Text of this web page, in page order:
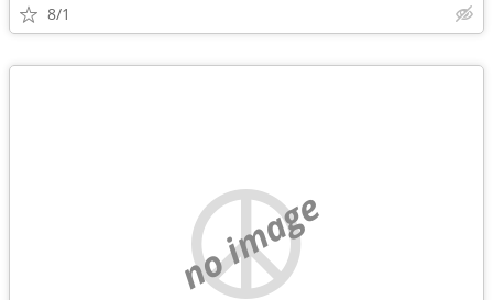
8/1
no image